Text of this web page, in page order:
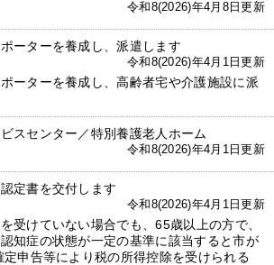
令和8(2026)年4月8日更新
ーターを養成し、派遣します
令和8(2026)年4月1日更新
ーターを養成し、高齢者宅や介護施設に派
スセンター／特別養護老人ホーム
令和8(2026)年4月1日更新
定書を交付します
令和8(2026)年4月1日更新
受けていない場合でも、65歳以上の方で、
知症の状態が一定の基準に該当すると市が
申告等により税の所得控除を受けられる